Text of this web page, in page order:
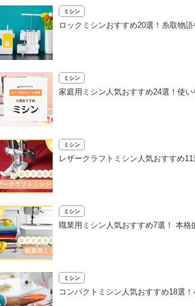
ミシン
ロックミシンおすすめ20選！糸取物
ミシン
家庭用ミシン人気おすすめ24選！使
ミシン
レザークラフトミシン人気おすすめ
ミシン
職業用ミシン人気おすすめ7選！ 本格
ミシン
コンパクトミシン人気おすすめ18選